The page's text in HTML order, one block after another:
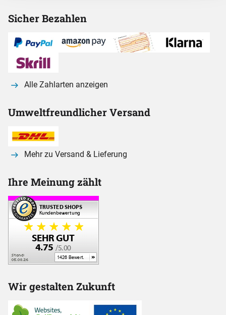
Sicher Bezahlen
Alle Zahlarten anzeigen
Umweltfreundlicher Versand
Mehr zu Versand & Lieferung
Ihre Meinung zählt
Wir gestalten Zukunft